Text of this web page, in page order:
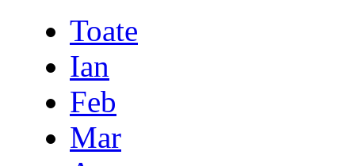
Toate
Ian
Feb
Mar